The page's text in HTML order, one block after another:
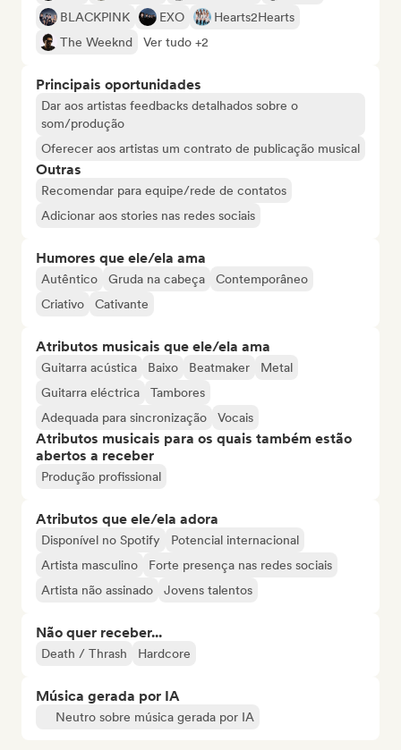
BLACKPINK
EXO
Hearts2Hearts
The Weeknd
Ver tudo +2
Principais oportunidades
Dar aos artistas feedbacks detalhados sobre o
som/produção
Oferecer aos artistas um contrato de publicação musical
Outras
Recomendar para equipe/rede de contatos
Adicionar aos stories nas redes sociais
Humores que ele/ela ama
Autêntico Gruda na cabeça
Contemporâneo
Criativo
Cativante
Atributos musicais que ele/ela ama
Guitarra acústica Baixo Beatmaker
Metal
Guitarra eléctrica
Tambores
Adequada para sincronização
Vocais
Atributos musicais para os quais também estão
abertos a receber
Produção profissional
Atributos que ele/ela adora
Disponível no Spotify
Potencial internacional
Artista masculino
Forte presença nas redes sociais
Artista não assinado
Jovens talentos
Não quer receber...
Death / Thrash Hardcore
Música gerada por IA
Neutro sobre música gerada por IA